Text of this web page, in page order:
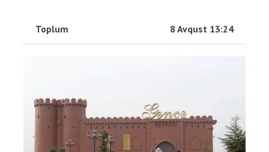
Toplum 8 Avqust 13:24